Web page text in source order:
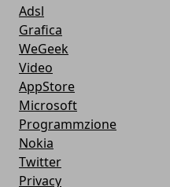
Adsl
Grafica
WeGeek
Video
AppStore
Microsoft
Programmzione
Nokia
Twitter
Privacy